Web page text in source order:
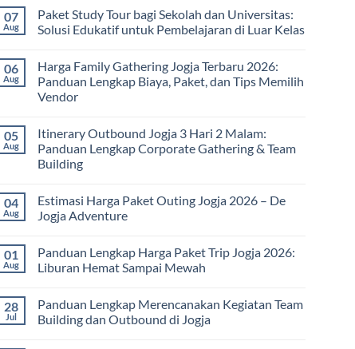
on
Manfaat
Rafting
Olahraga
Seru
yang
Menyehatkan
Pikiran
07
Aug
Paket Study Tour bagi Sekolah dan Universitas:
Solusi Edukatif untuk Pembelajaran di Luar Kelas
on
Paket
Study
Tour
dan
Universitas:
Solusi
Edukatif
untuk
Luar
Kelas
06
Aug
Harga Family Gathering Jogja Terbaru 2026:
Panduan Lengkap Biaya, Paket, dan Tips Memilih
Vendor
on
Harga
Family
Gathering
2026:
Panduan
Lengkap
Biaya,
dan
Tips
Memilih
05
Aug
Itinerary Outbound Jogja 3 Hari 2 Malam:
Panduan Lengkap Corporate Gathering & Team
Building
on
Itinerary
Outbound
Hari
2
Malam:
Corporate
Gathering
&
04
Aug
Estimasi Harga Paket Outing Jogja 2026 – De
Jogja Adventure
on
Estimasi
Harga
Jogja
2026
–
01
Aug
Panduan Lengkap Harga Paket Trip Jogja 2026:
Liburan Hemat Sampai Mewah
on
Panduan
Lengkap
28
Jul
Panduan Lengkap Merencanakan Kegiatan Team
Building dan Outbound di Jogja